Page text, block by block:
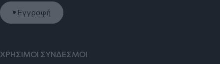
Εγγραφή
ΧΡΗΣΙΜΟΙ ΣΥΝΔΕΣΜΟΙ